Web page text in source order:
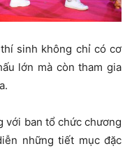
sinh không chỉ có cơ
lớn mà còn tham gia
với ban tổ chức chương
những tiết mục đặc